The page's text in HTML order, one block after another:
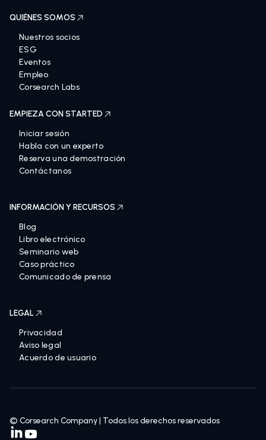
QUIÉNES SOMOS
Nuestros socios
ESG
Eventos
Empleo
Corsearch Labs
EMPIEZA CON STARTED
Iniciar sesión
Habla con un experto
Reserva una demostración
Contáctanos
INFORMACIÓN Y RECURSOS
Blog
Libro electrónico
Seminario web
Caso práctico
Comunicado de prensa
LEGAL
Privacidad
Aviso legal
Acuerdo de usuario
© Corsearch Company | Todos los derechos reservados